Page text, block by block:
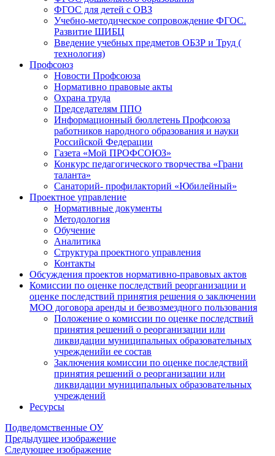
ФГОС для детей с ОВЗ
Учебно-методическое сопровождение ФГОС.
Развитие ШИБЦ
Введение учебных предметов ОБЗР и Труд (
технология)
Профсоюз
Новости Профсоюза
Нормативно правовые акты
Охрана труда
Председателям ППО
Информационный бюллетень Профсоюза
работников народного образования и науки
Российской Федерации
Газета «Мой ПРОФСОЮЗ»
Конкурс педагогического творчества «Грани
таланта»
Санаторий- профилакторий «Юбилейный»
Проектное управление
Нормативные документы
Методология
Обучение
Аналитика
Структура проектного управления
Контакты
Обсуждения проектов нормативно-правовых актов
Комиссии по оценке последствий реорганизации и
оценке последствий принятия решения о заключении
МОО договора аренды и безвозмездного пользования
Положение о комиссии по оценке последствий
принятия решений о реорганизации или
ликвидации муниципальных образовательных
учрежденийи ее состав
Заключения комиссии по оценке последствий
принятия решений о реорганизации или
ликвидации муниципальных образовательных
учреждений
Ресурсы
Подведомственные ОУ
Предыдущее изображение
Следующее изображение